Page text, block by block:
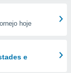
hoje
e